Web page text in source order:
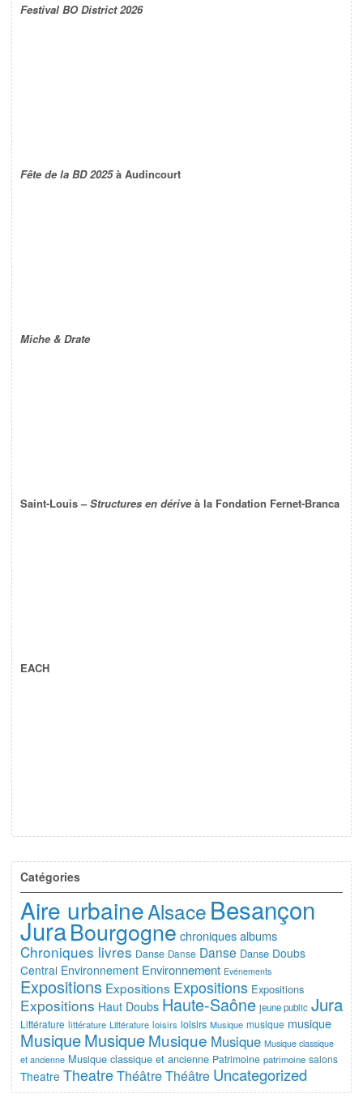
Festival BO District 2026
Fête de la BD 2025à Audincourt
Miche & Drate
Saint-Louis –Structures en dérive à la Fondation Fernet-Branca
EACH
Catégories
Aire urbaineAlsace Besançon
JuraBourgogne chroniques albums
Chroniques livres Danse Danse Danse Danse Doubs
Central Environnement Environnement Evénements
Expositions Expositions Expositions Expositions
Expositions Haut Doubs Haute-Saône jeune public Jura
Littérature littérature Littérature loisirs loisirs Musique musique musique
MusiqueMusiqueMusique Musique Musique classique
et ancienne Musique classique et ancienne Patrimoine patrimoine salons
Theatre Theatre ThéâtreThéâtre Uncategorized